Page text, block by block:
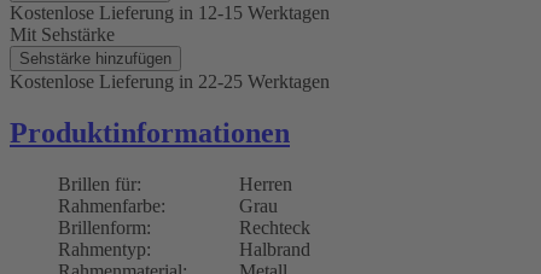
Kostenlose Lieferung in 12-15 Werktagen
Mit Sehstärke
Sehstärke hinzufügen
Kostenlose Lieferung in 22-25 Werktagen
Produktinformationen
Brillen für:
Herren
Rahmenfarbe:
Grau
Brillenform:
Rechteck
Rahmentyp:
Halbrand